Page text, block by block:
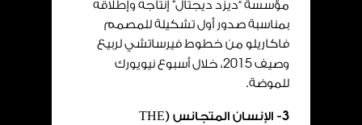
مؤسسة “ديزد ديجتال” إنتاجه وإطلاقه
بمناسبة صدور أول تشكيلة للمصمم
فاكاريلو من خطوط فيرساتشي لربيع
وصيف2015، خلال أسبوع نيويورك
للموضة.
3- الإنسان المتجانس (THE